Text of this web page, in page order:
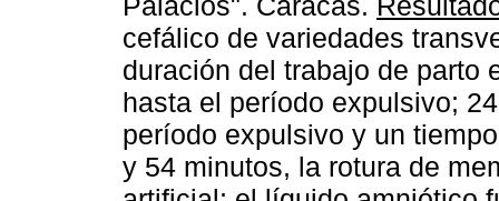
cefálico de variedades
duración del trabajo de parto
hasta el período expulsivo;
período expulsivo y un
y 54 minutos, la rotura de